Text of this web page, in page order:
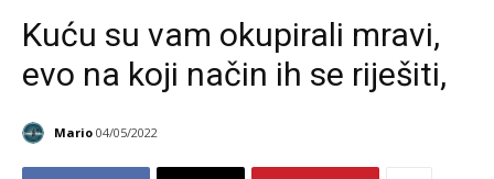
Kuću su vam okupirali mravi,
evo na koji način ih se riješiti,
Mario 04/05/2022